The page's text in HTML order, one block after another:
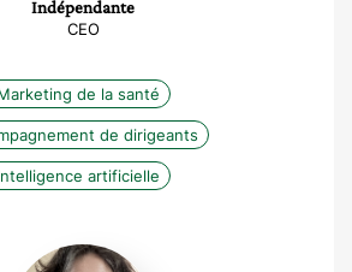
Indépendante
CEO
de la santé
de dirigeants
artificielle
Audrey